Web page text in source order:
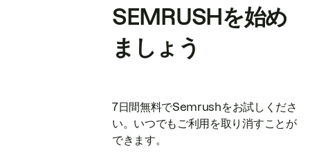
SEMRUSHを始め
ましょう
7日間無料でSemrushをお試しくださ
い。いつでもご利用を取り消すことが
できます。